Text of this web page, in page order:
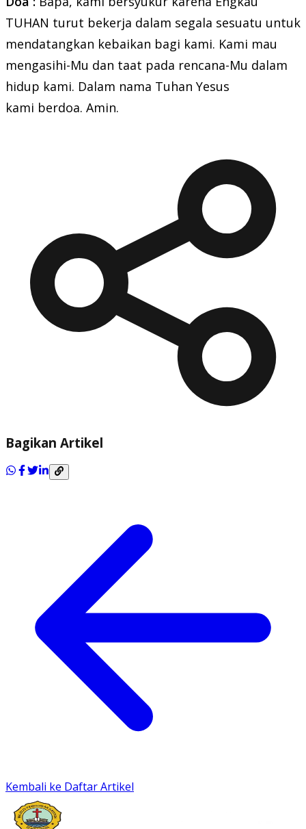
TUHAN turut bekerja dalam segala sesuatu untuk
mendatangkan kebaikan bagi kami. Kami mau
mengasihi-Mu dan taat pada rencana-Mu dalam
hidup kami. Dalam nama Tuhan Yesus
kami berdoa. Amin.
Bagikan Artikel
Kembali ke Daftar Artikel